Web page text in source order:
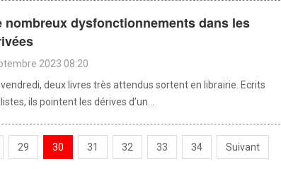
nombreux dysfonctionnements dans les
2023 08:20
deux livres très attendus sortent en librairie. Ecrits
ils pointent les dérives d’un...
29 30 31 32 33 34 Suivant